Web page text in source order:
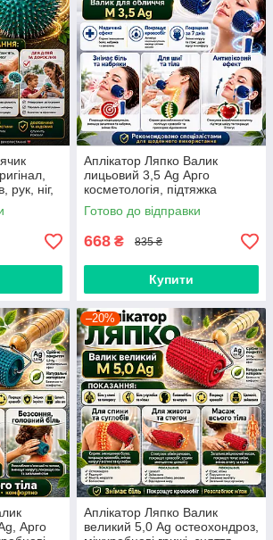
рук, ніг,
біль
Аплікатор Ляпко Валик
лицьовий 3,5 Ag Арго
косметологія, підтяжка
обличчя, зморшки, ліфтинг,
для масажу дітей
Готово до відправки
668 ₴ 835 ₴
Купити
Арго
–20%
Аплікатор Ляпко Валик
великий 5,0 Ag остеохондроз,